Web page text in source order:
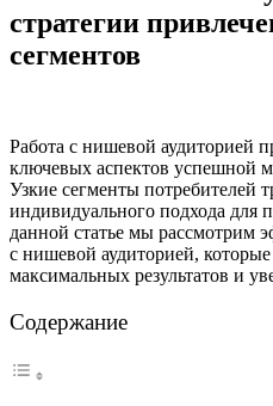
стратегии
сегментов
Работа с нишевой аудиторией
ключевых аспектов успешной
Узкие сегменты потребителей
индивидуального подхода для
данной статье мы рассмотрим
с нишевой аудиторией,
максимальных результатов и
Содержание